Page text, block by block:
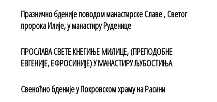
Празнично бденије поводом манастирске Славе , Светог
пророка Илије, у манастиру Руденице
ПРОСЛАВА СВЕТЕ КНЕГИЊЕ МИЛИЦЕ, (ПРЕПОДОБНЕ
ЕВГЕНИЈЕ, ЕФРОСИНИЈЕ) У МАНАСТИРУ ЉУБОСТИЊА
Свеноћно бденије у Покровском храму на Расини